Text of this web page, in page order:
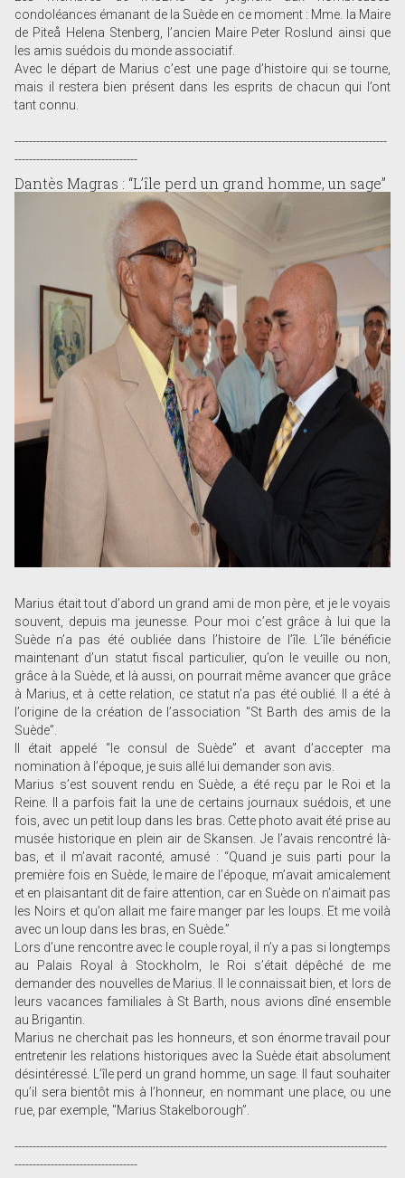
condoléances émanant de la Suède en ce moment : Mme. la Maire
de Piteå Helena Stenberg, l’ancien Maire Peter Roslund ainsi que
les amis suédois du monde associatif.
Avec le départ de Marius c’est une page d’histoire qui se tourne,
mais il restera bien présent dans les esprits de chacun qui l’ont
tant connu.
-------------------------------------------------------------------------------------------------------
----------------------------------
Dantès Magras : “L’île perd un grand homme, un sage”
Marius était tout d’abord un grand ami de mon père, et je le voyais
souvent, depuis ma jeunesse. Pour moi c’est grâce à lui que la
Suède n’a pas été oubliée dans l’histoire de l’île. L’île bénéficie
maintenant d’un statut fiscal particulier, qu’on le veuille ou non,
grâce à la Suède, et là aussi, on pourrait même avancer que grâce
à Marius, et à cette relation, ce statut n’a pas été oublié. Il a été à
l’origine de la création de l’association "St Barth des amis de la
Suède”.
Il était appelé “le consul de Suède” et avant d’accepter ma
nomination à l’époque, je suis allé lui demander son avis.
Marius s’est souvent rendu en Suède, a été reçu par le Roi et la
Reine. Il a parfois fait la une de certains journaux suédois, et une
fois, avec un petit loup dans les bras. Cette photo avait été prise au
musée historique en plein air de Skansen. Je l’avais rencontré là-
bas, et il m’avait raconté, amusé : “Quand je suis parti pour la
première fois en Suède, le maire de l’époque, m’avait amicalement
et en plaisantant dit de faire attention, car en Suède on n’aimait pas
les Noirs et qu’on allait me faire manger par les loups. Et me voilà
avec un loup dans les bras, en Suède.”
Lors d’une rencontre avec le couple royal, il n’y a pas si longtemps
au Palais Royal à Stockholm, le Roi s’était dépêché de me
demander des nouvelles de Marius. Il le connaissait bien, et lors de
leurs vacances familiales à St Barth, nous avions dîné ensemble
au Brigantin.
Marius ne cherchait pas les honneurs, et son énorme travail pour
entretenir les relations historiques avec la Suède était absolument
désintéressé. L’île perd un grand homme, un sage. Il faut souhaiter
qu’il sera bientôt mis à l’honneur, en nommant une place, ou une
rue, par exemple, "Marius Stakelborough”.
-------------------------------------------------------------------------------------------------------
----------------------------------